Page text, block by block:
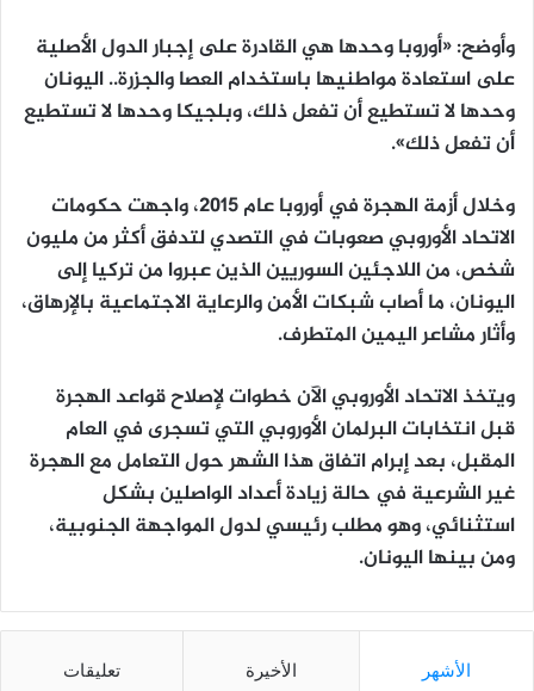
وأوضح: «أوروبا وحدها هي القادرة على إجبار الدول الأصلية
على استعادة مواطنيها باستخدام العصا والجزرة.. اليونان
وحدها لا تستطيع أن تفعل ذلك، وبلجيكا وحدها لا تستطيع
أن تفعل ذلك».
وخلال أزمة الهجرة في أوروبا عام 2015، واجهت حكومات
الاتحاد الأوروبي صعوبات في التصدي لتدفق أكثر من مليون
شخص، من اللاجئين السوريين الذين عبروا من تركيا إلى
اليونان، ما أصاب شبكات الأمن والرعاية الاجتماعية بالإرهاق،
وأثار مشاعر اليمين المتطرف.
ويتخذ الاتحاد الأوروبي الآن خطوات لإصلاح قواعد الهجرة
قبل انتخابات البرلمان الأوروبي التي تسجرى في العام
المقبل، بعد إبرام اتفاق هذا الشهر حول التعامل مع الهجرة
غير الشرعية في حالة زيادة أعداد الواصلين بشكل
استثنائي، وهو مطلب رئيسي لدول المواجهة الجنوبية،
ومن بينها اليونان.
الأشهر الأخيرة تعليقات